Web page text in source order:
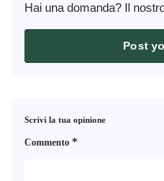
Hai una domanda? Il
Post
Scrivi la tua opinione
Commento *